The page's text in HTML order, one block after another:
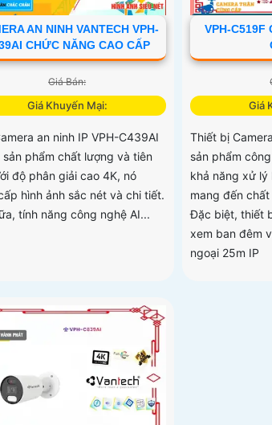
AN NINH VANTECH VPH-
CHỨC NĂNG CAO CẤP
Giá Bán:
Giá Khuyến Mại:
an ninh IP VPH-C439AI
sản phẩm chất lượng và tiên
độ phân giải cao 4K, nó
hình ảnh sắc nét và chi tiết.
tính năng công nghệ AI...
VPH-C519F
Giá
Thiết bị
sản phẩm
khả năng xử lý
mang đến
Đặc biệt, thiết
xem ban đêm
ngoại 25m IP